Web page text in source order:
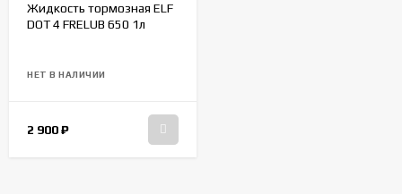
Жидкость тормозная ELF
DOT 4 FRELUB 650 1л
НЕТ В НАЛИЧИИ
2 900₽